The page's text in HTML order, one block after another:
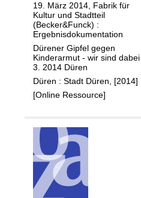
r
e
n
e
r
G
i
l
g
e
g
19. März 2014, Fabrik für
Kultur und Stadtteil
(Becker&Funck) :
Ergebnisdokumentation
Dürener Gipfel gegen
Kinderarmut - wir sind dabei
3. 2014 Düren
Düren : Stadt Düren, [2014]
[Online Ressource]